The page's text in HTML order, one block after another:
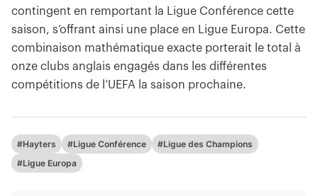
contingent en remportant la Ligue Conférence cette
saison, s’offrant ainsi une place en Ligue Europa. Cette
combinaison mathématique exacte porterait le total à
onze clubs anglais engagés dans les différentes
compétitions de l’UEFA la saison prochaine.
#Hayters #Ligue Conférence
#Ligue des Champions
#Ligue Europa